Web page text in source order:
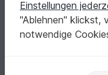
Einstellungen
"Ablehnen" klickst,
notwendige